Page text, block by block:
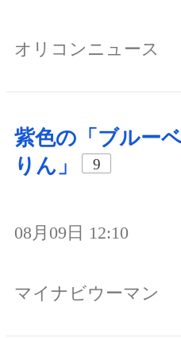
オリコンニュース
紫色の「ブルー
りん」
9
08月09日 12:10
マイナビウーマン